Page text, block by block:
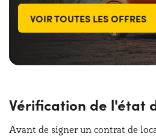
VOIR TOUTES LES OFFRES
Vérification de l'état
Avant de signer un contrat de